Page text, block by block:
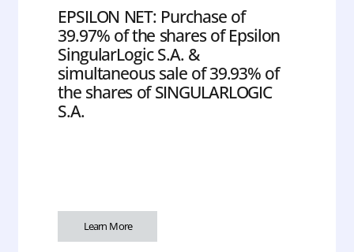
EPSILON NET: Purchase of
39.97% of the shares of Epsilon
SingularLogic S.A. &
simultaneous sale of 39.93% of
the shares of SINGULARLOGIC
S.A.
Learn More